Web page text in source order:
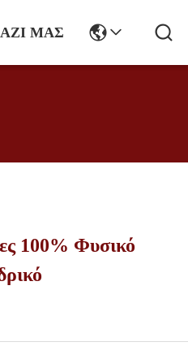
ΜΑΣ
100% Φυσικό